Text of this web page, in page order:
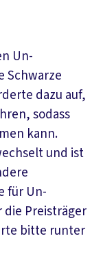
Un-
Schwarze
dazu auf,
sodass
kann.
und ist
für Un-
die Preisträger
bitte runter